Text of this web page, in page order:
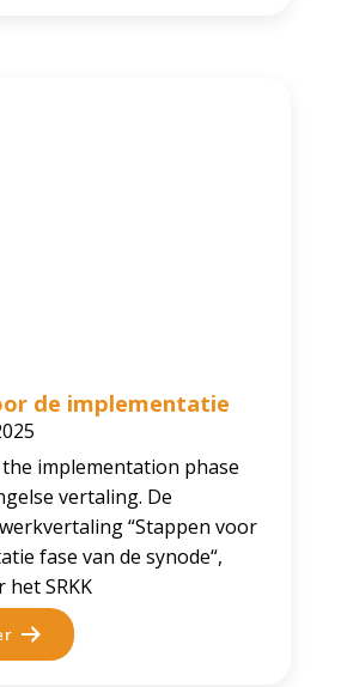
de implementatie
implementation phase
vertaling. De
“Stappen voor
fase van de synode“,
het SRKK